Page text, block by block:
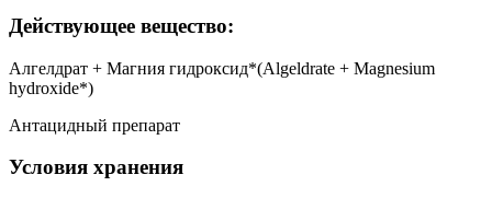
Действующее вещество:
Алгелдрат + Магния гидроксид*(Algeldrate + Magnesium
hydroxide*)
Антацидный препарат
Условия хранения